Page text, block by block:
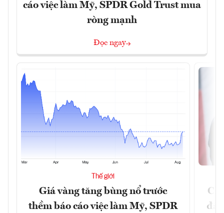
cáo việc làm Mỹ, SPDR Gold Trust mua
ròng mạnh
Đọc ngay
Thế giới
Giá vàng tăng bùng nổ trước
thềm báo cáo việc làm Mỹ, SPDR
đã